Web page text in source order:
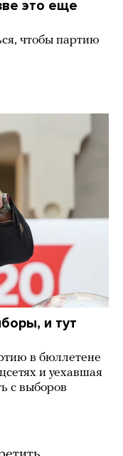
это еще
чтобы партию
и тут
в бюллетене
и уехавшая
с выборов